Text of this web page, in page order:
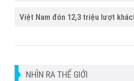
Việt Nam đón 12,3 triệu lượt
NHÌN RA THẾ GIỚI